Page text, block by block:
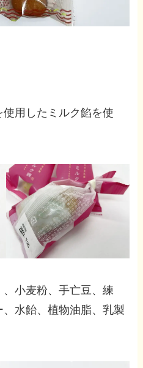
使用したミルク餡を使
小麦粉、手亡豆、練
水飴、植物油脂、乳製